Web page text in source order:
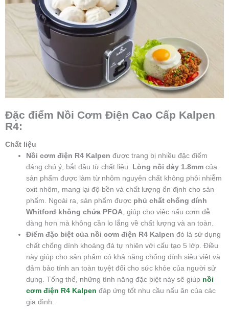
Đặc điểm Nồi Cơm Điện Cao Cấp Kalpen
R4:
Chất liệu
Nồi cơm điện R4 Kalpen được trang bị nhiều đặc điểm
đáng chú ý, bắt đầu từ chất liệu. Lòng nồi dày 1.8mm của
sản phẩm được làm từ nhôm nguyên chất không phôi nhiễm
oxit nhôm, mang lại độ bền và chất lượng ổn định cho sản
phẩm. Ngoài ra, sản phẩm được phủ chất chống dính
Whitford không chứa PFOA, giúp cho việc nấu cơm dễ
dàng hơn mà không cần lo lắng về chất lượng và an toàn.
Điểm đặc biệt của nồi cơm điện R4 Kalpen đó là sử dụng
chất chống dính khoáng đá tự nhiên với cấu tạo 5 lớp. Điều
này giúp cho sản phẩm có khả năng chống dính siêu việt và
đảm bảo tính an toàn tuyệt đối cho sức khỏe của người sử
dụng. Tổng thể, những tính năng đặc biệt này sẽ giúp nồi
cơm điện R4 Kalpen đáp ứng tốt nhu cầu nấu ăn của các
gia đình.